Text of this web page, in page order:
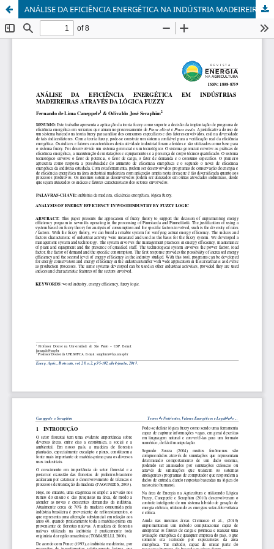
ANÁLISE DA EFICIÊNCIA ENERGÉTICA NA INDÚSTRIA MADEIREIRA ATRAVÉS DA LÓGICA FUZZY